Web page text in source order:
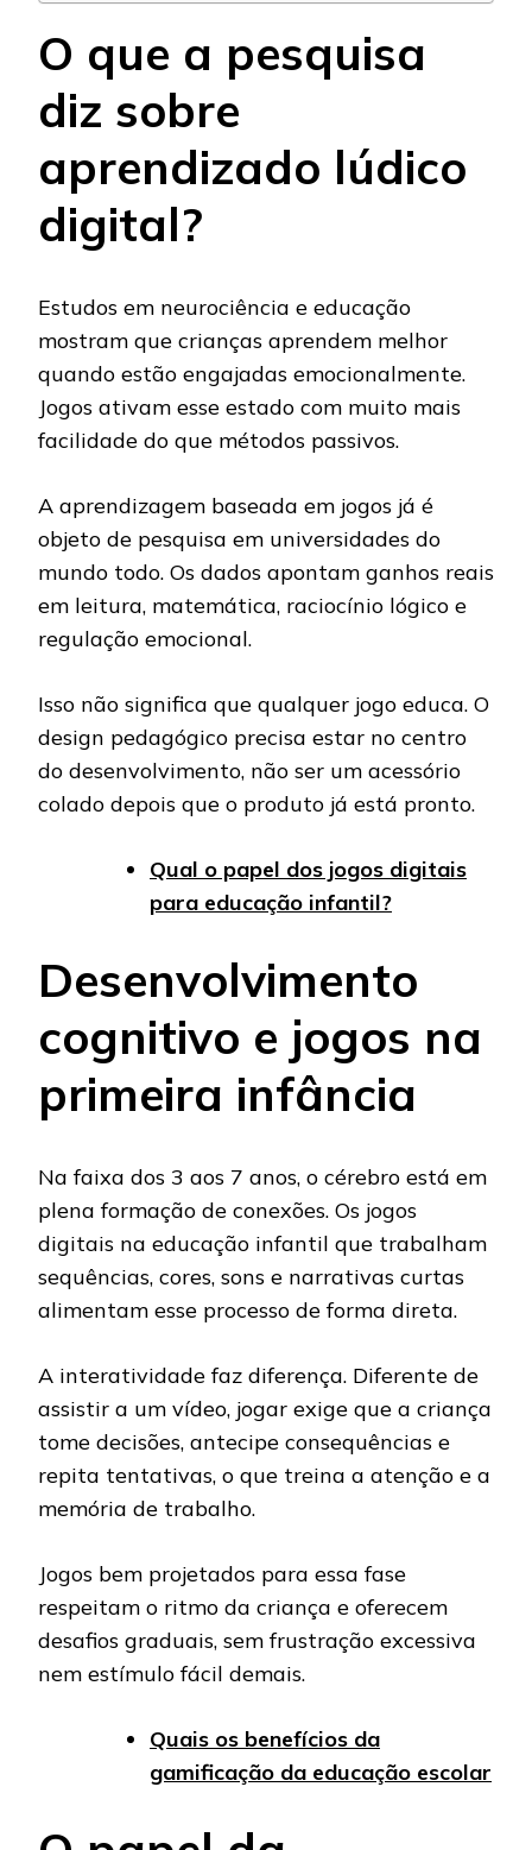
O que a pesquisa
diz sobre
aprendizado lúdico
digital?
Estudos em neurociência e educação
mostram que crianças aprendem melhor
quando estão engajadas emocionalmente.
Jogos ativam esse estado com muito mais
facilidade do que métodos passivos.
A aprendizagem baseada em jogos já é
objeto de pesquisa em universidades do
mundo todo. Os dados apontam ganhos reais
em leitura, matemática, raciocínio lógico e
regulação emocional.
Isso não significa que qualquer jogo educa. O
design pedagógico precisa estar no centro
do desenvolvimento, não ser um acessório
colado depois que o produto já está pronto.
Qual o papel dos jogos digitais
para educação infantil?
Desenvolvimento
cognitivo e jogos na
primeira infância
Na faixa dos 3 aos 7 anos, o cérebro está em
plena formação de conexões. Os jogos
digitais na educação infantil que trabalham
sequências, cores, sons e narrativas curtas
alimentam esse processo de forma direta.
A interatividade faz diferença. Diferente de
assistir a um vídeo, jogar exige que a criança
tome decisões, antecipe consequências e
repita tentativas, o que treina a atenção e a
memória de trabalho.
Jogos bem projetados para essa fase
respeitam o ritmo da criança e oferecem
desafios graduais, sem frustração excessiva
nem estímulo fácil demais.
Quais os benefícios da
gamificação da educação escolar